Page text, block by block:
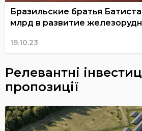
Бразильские братья
млрд в развитие
19.10.23
Релевантні
пропозиції